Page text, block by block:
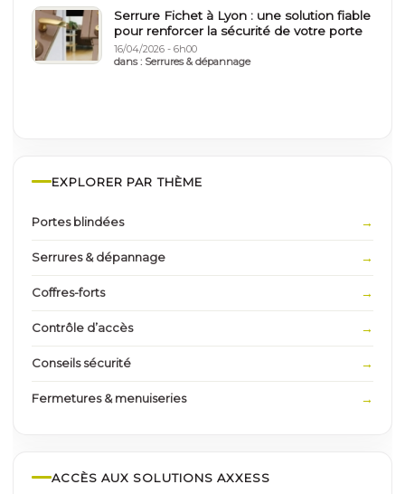
Serrure Fichet à Lyon : une solution fiable
pour renforcer la sécurité de votre porte
16/04/2026 - 6h00
dans : Serrures & dépannage
EXPLORER PAR THÈME
Portes blindées
Serrures & dépannage
Coffres-forts
Contrôle d’accès
Conseils sécurité
Fermetures & menuiseries
ACCÈS AUX SOLUTIONS AXXESS